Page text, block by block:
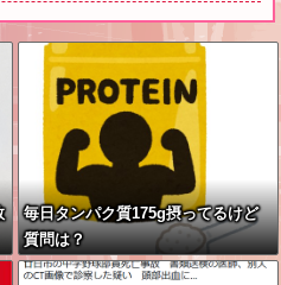
毎日タンパク質175g摂ってるけど
質問は？